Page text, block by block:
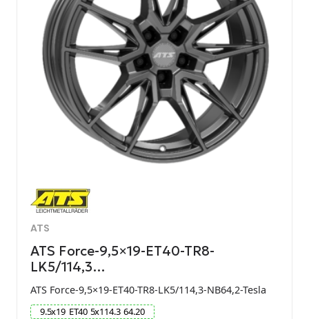
ATS
ATS Force-9,5×19-ET40-TR8-
LK5/114,3…
ATS Force-9,5×19-ET40-TR8-LK5/114,3-NB64,2-Tesla
9.5x19 ET40 5x114.3 64.20